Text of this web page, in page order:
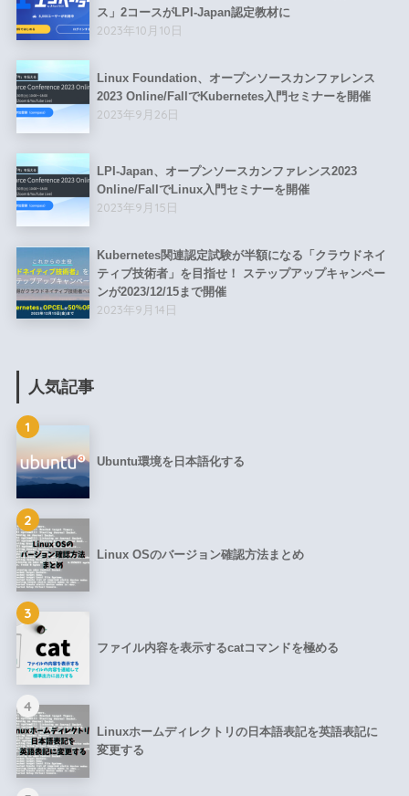
ス」2コースがLPI-Japan認定教材に
2023年10月10日
Linux Foundation、オープンソースカンファレンス
2023 Online/FallでKubernetes入門セミナーを開催
2023年9月26日
LPI-Japan、オープンソースカンファレンス2023
Online/FallでLinux入門セミナーを開催
2023年9月15日
Kubernetes関連認定試験が半額になる「クラウドネイ
ティブ技術者」を目指せ！ ステップアップキャンペー
ンが2023/12/15まで開催
2023年9月14日
人気記事
1
Ubuntu環境を日本語化する
2
Linux OSのバージョン確認方法まとめ
3
ファイル内容を表示するcatコマンドを極める
4
Linuxホームディレクトリの日本語表記を英語表記に
変更する